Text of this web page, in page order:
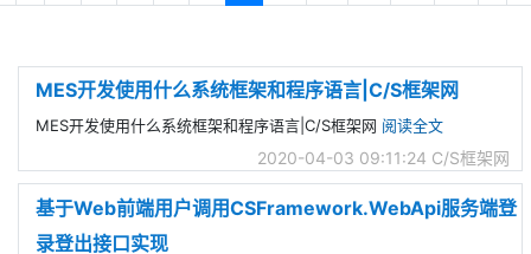
MES开发使用什么系统框架和程序语言|C/S框架网
MES开发使用什么系统框架和程序语言|C/S框架网 阅读全文
2020-04-03 09:11:24 C/S框架网
基于Web前端用户调用CSFramework.WebApi服务端登
录登出接口实现